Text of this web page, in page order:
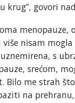
krug”, govori
menopauze,
više nisam
s
srećom,
Bilo me strah
na